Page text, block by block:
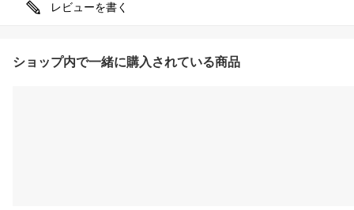
レビューを書く
ショップ内で一緒に購入されている商品